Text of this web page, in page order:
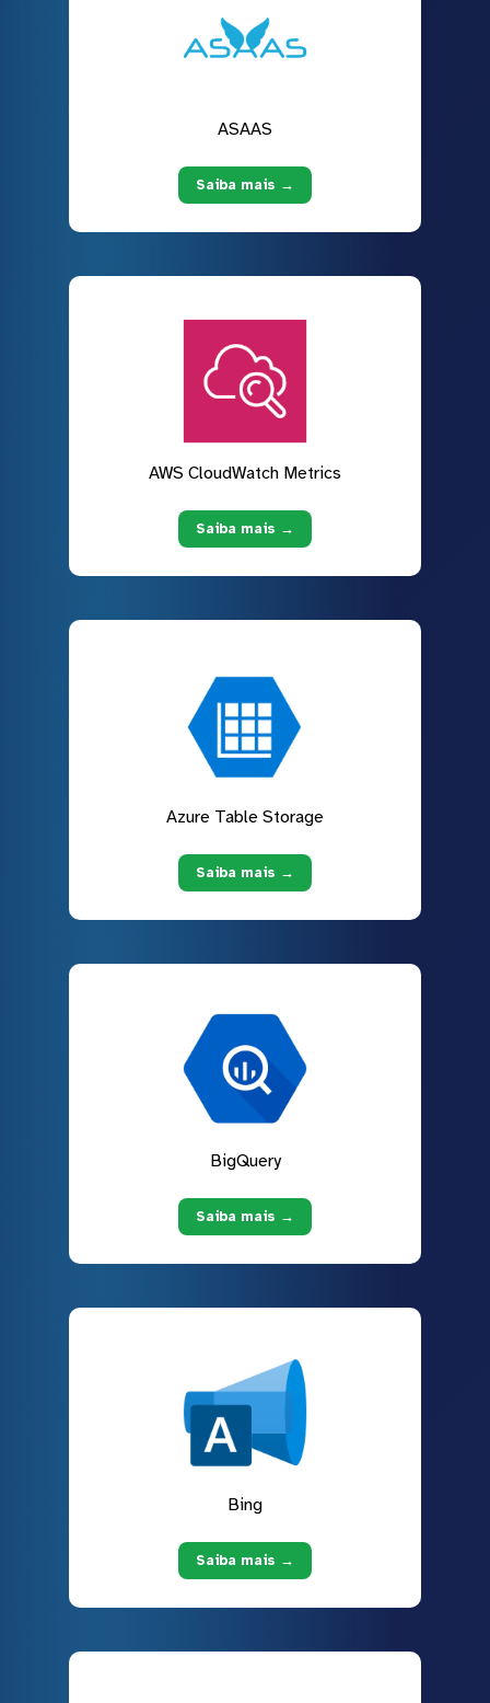
ASAAS
Saiba mais →
AWS CloudWatch Metrics
Saiba mais →
Azure Table Storage
Saiba mais →
BigQuery
Saiba mais →
Bing
Saiba mais →